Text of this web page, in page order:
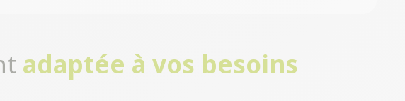
adaptée à vos besoins